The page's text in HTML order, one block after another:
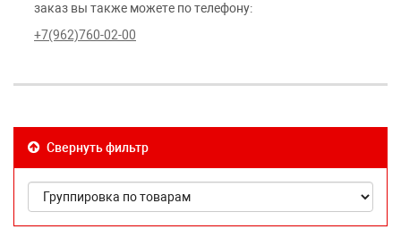
заказ вы также можете по телефону:
+7(962)760-02-00
Свернуть фильтр